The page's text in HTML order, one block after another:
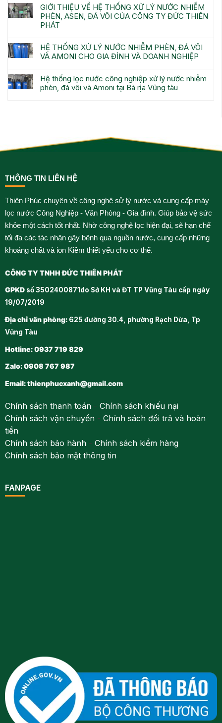
GIỚI THIỆU VỀ HỆ THỐNG XỬ LÝ NƯỚC NHIỄM
PHÈN, ASEN, ĐÁ VÔI CỦA CÔNG TY ĐỨC THIÊN
PHÁT
HỆ THỐNG XỬ LÝ NƯỚC NHIỄM PHÈN, ĐÁ VÔI
VÀ AMONI CHO GIA ĐÌNH VÀ DOANH NGHIỆP
Hệ thống lọc nước công nghiệp xử lý nước nhiễm
phèn, đá vôi và Amoni tại Bà rịa Vũng tàu
THÔNG TIN LIÊN HỆ
Thiên Phúc chuyên về công nghệ sử lý nước và cung cấp máy
lọc nước Công Nghiệp - Văn Phòng - Gia đình. Giúp bảo vệ sức
khỏe một cách tốt nhất. Nhờ công nghệ lọc hiện đại, sẽ hạn chế
tối đa các tác nhận gây bệnh qua nguồn nước, cung cấp những
khoáng chất và ion Kiềm thiết yếu cho cơ thể.
CÔNG TY TNHH ĐỨC THIÊN PHÁT
GPKDsố 3502400871do Sở KH và ĐT TP Vũng Tàu cấp ngày
19/07/2019
Địa chỉ văn phòng:625 đường 30.4, phường Rạch Dừa, Tp
Vũng Tàu
Hotline: 0937 719 829
Zalo: 0908 767 987
Email:thienphucxanh@gmail.com
Chính sách thanh toán- Chính sách khiếu nại
Chính sách vận chuyển- Chính sách đổi trả và hoàn
tiền
Chính sách bảo hành- Chính sách kiểm hàng
Chính sách bảo mật thông tin
FANPAGE